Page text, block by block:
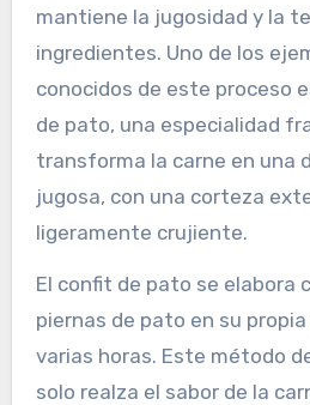
mantiene la jugosidad y la
ingredientes. Uno de los
conocidos de este proceso
de pato, una especialidad
transforma la carne en una
jugosa, con una corteza
ligeramente crujiente.
El confit de pato se elabora
piernas de pato en su
varias horas. Este método
solo realza el sabor de la